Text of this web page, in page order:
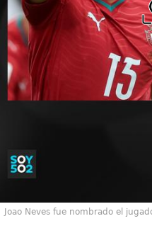
Joao Neves fue nombrado el